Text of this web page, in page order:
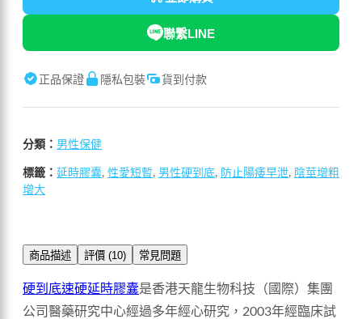
聯繫LINE
正品保證 隱私包裝 貨到付款
分類： 男性保健
標籤： 延時膠囊, 性愛短暫, 男性硬到底, 防止陽痿早泄, 陰莖增粗
增大
商品描述 評價 (10) 常見問題
硬到底速硬延時膠囊是香港天龍生物科技（國際）集團
公司醫藥研究中心經過多年經心研究，2003年經臨床試